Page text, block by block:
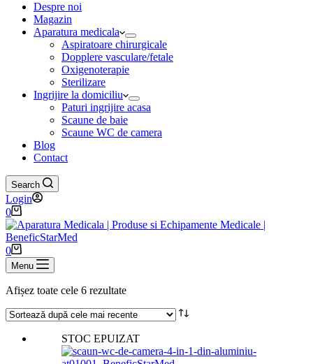
Despre noi
Magazin
Aparatura medicala
Aspiratoare chirurgicale
Dopplere vasculare/fetale
Oxigenoterapie
Sterilizare
Ingrijire la domiciliu
Paturi ingrijire acasa
Scaune de baie
Scaune WC de camera
Blog
Contact
Search
Login
Coș
de
cumpărături
0
Coș
de
cumpărături
0
Menu
Afișez toate cele 6 rezultateSortat
cele
recente
STOC EPUIZAT